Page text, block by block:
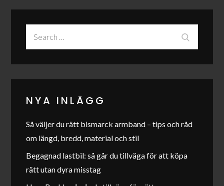
NYA INLÄGG
Så väljer du rätt bismarck armband – tips och råd
om längd, bredd, material och stil
Begagnad lastbil: så går du tillväga för att köpa
rätt utan dyra misstag